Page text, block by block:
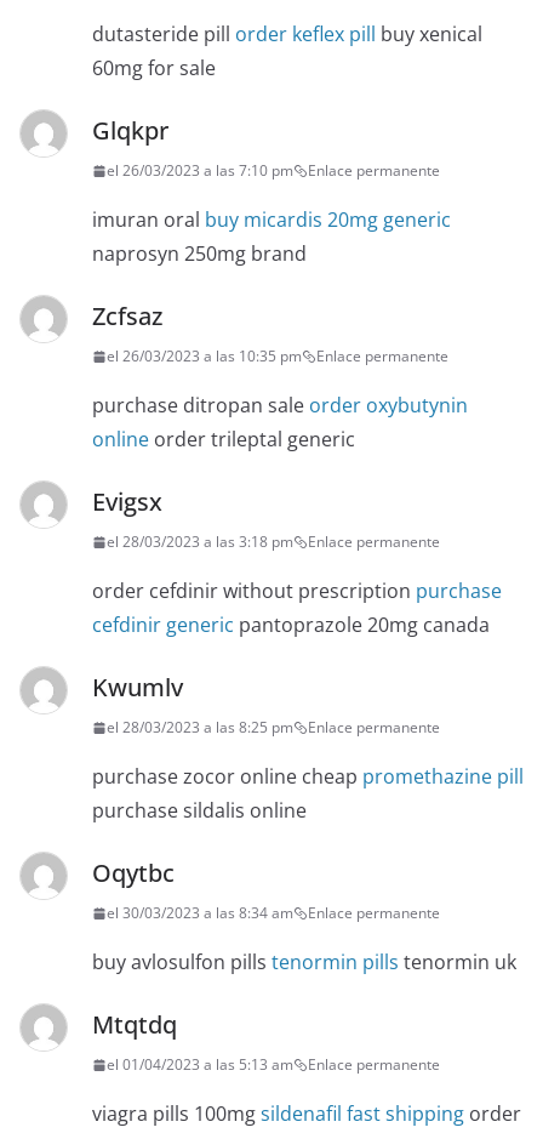
dutasteride pill order keflex pill buy xenical
60mg for sale
Glqkpr
el 26/03/2023 a las 7:10 pm Enlace permanente
imuran oral buy micardis 20mg generic
naprosyn 250mg brand
Zcfsaz
el 26/03/2023 a las 10:35 pm Enlace permanente
purchase ditropan sale order oxybutynin
online order trileptal generic
Evigsx
el 28/03/2023 a las 3:18 pm Enlace permanente
order cefdinir without prescription purchase
cefdinir generic pantoprazole 20mg canada
Kwumlv
el 28/03/2023 a las 8:25 pm Enlace permanente
purchase zocor online cheap promethazine pill
purchase sildalis online
Oqytbc
el 30/03/2023 a las 8:34 am Enlace permanente
buy avlosulfon pills tenormin pills tenormin uk
Mtqtdq
el 01/04/2023 a las 5:13 am Enlace permanente
viagra pills 100mgsildenafil fast shipping order